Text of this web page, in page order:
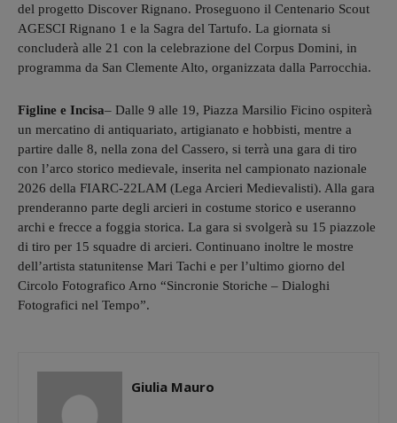
del progetto Discover Rignano. Proseguono il Centenario Scout
AGESCI Rignano 1 e la Sagra del Tartufo. La giornata si
concluderà alle 21 con la celebrazione del Corpus Domini, in
programma da San Clemente Alto, organizzata dalla Parrocchia.
Figline e Incisa– Dalle 9 alle 19, Piazza Marsilio Ficino ospiterà
un mercatino di antiquariato, artigianato e hobbisti, mentre a
partire dalle 8, nella zona del Cassero, si terrà una gara di tiro
con l’arco storico medievale, inserita nel campionato nazionale
2026 della FIARC-22LAM (Lega Arcieri Medievalisti). Alla gara
prenderanno parte degli arcieri in costume storico e useranno
archi e frecce a foggia storica. La gara si svolgerà su 15 piazzole
di tiro per 15 squadre di arcieri. Continuano inoltre le mostre
dell’artista statunitense Mari Tachi e per l’ultimo giorno del
Circolo Fotografico Arno “Sincronie Storiche – Dialoghi
Fotografici nel Tempo”.
Giulia Mauro